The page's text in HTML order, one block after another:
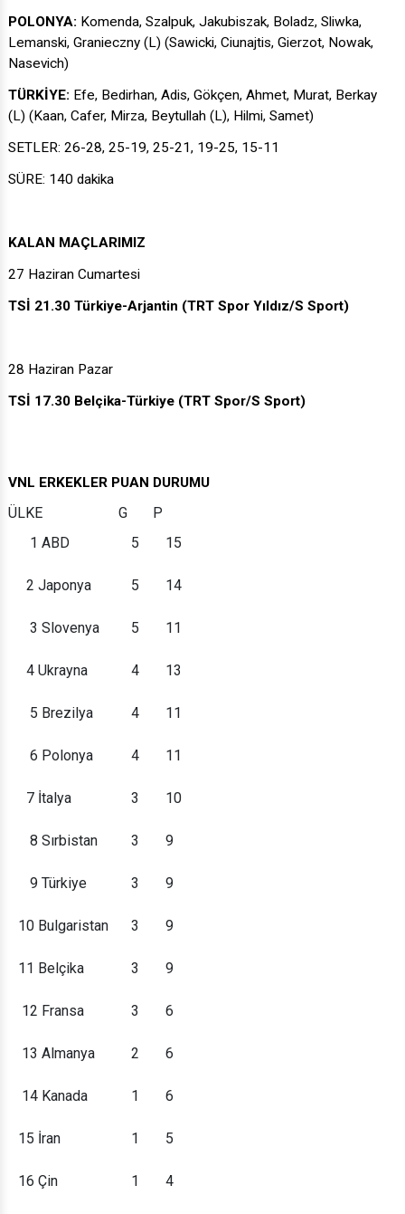
POLONYA: Komenda, Szalpuk, Jakubiszak, Boladz, Sliwka,
Lemanski, Granieczny (L) (Sawicki, Ciunajtis, Gierzot, Nowak,
Nasevich)
TÜRKİYE: Efe, Bedirhan, Adis, Gökçen, Ahmet, Murat, Berkay
(L) (Kaan, Cafer, Mirza, Beytullah (L), Hilmi, Samet)
SETLER: 26-28, 25-19, 25-21, 19-25, 15-11
SÜRE: 140 dakika
KALAN MAÇLARIMIZ
27 Haziran Cumartesi
TSİ 21.30 Türkiye-Arjantin (TRT Spor Yıldız/S Sport)
28 Haziran Pazar
TSİ 17.30 Belçika-Türkiye (TRT Spor/S Sport)
VNL ERKEKLER PUAN DURUMU
ÜLKE G
P
1 ABD 5 15
2 Japonya 5 14
3 Slovenya 5 11
4 Ukrayna 4 13
5 Brezilya 4 11
6 Polonya 4 11
7 İtalya 3 10
8 Sırbistan 3 9
9 Türkiye 3 9
10 Bulgaristan 3 9
11 Belçika 3 9
12 Fransa 3 6
13 Almanya 2 6
14 Kanada 1 6
15 İran 1 5
16 Çin 1 4